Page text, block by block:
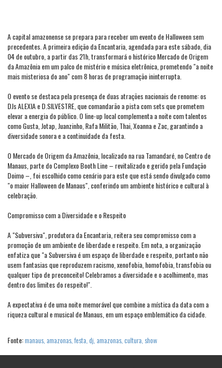
A capital amazonense se prepara para receber um evento de Halloween sem
precedentes. A primeira edição da Encantaria, agendada para este sábado, dia
04 de outubro, a partir das 21h, transformará o histórico Mercado de Origem
da Amazônia em um palco de mistério e música eletrônica, prometendo "a noite
mais misteriosa do ano" com 8 horas de programação ininterrupta.
O evento se destaca pela presença de duas atrações nacionais de renome: os
DJs ALEXIA e D.SILVESTRE, que comandarão a pista com sets que prometem
elevar a energia do público. O line-up local complementa a noite com talentos
como Gusta, Jotap, Juanzinho, Rafa Militão, Thai, Xoanna e Zac, garantindo a
diversidade sonora e a continuidade da festa.
O Mercado de Origem da Amazônia, localizado na rua Tamandaré, no Centro de
Manaus, parte do Complexo Booth Line – revitalizado e gerido pela Fundação
Doimo –, foi escolhido como cenário para este que está sendo divulgado como
"o maior Halloween de Manaus", conferindo um ambiente histórico e cultural à
celebração.
Compromisso com a Diversidade e o Respeito
A "Subversiva", produtora da Encantaria, reitera seu compromisso com a
promoção de um ambiente de liberdade e respeito. Em nota, a organização
enfatiza que "a Subversiva é um espaço de liberdade e respeito, portanto não
usem fantasias que reproduzem racismo, xenofobia, homofobia, transfobia ou
qualquer tipo de preconceito! Celebramos a diversidade e o acolhimento, mas
dentro dos limites do respeito!".
A expectativa é de uma noite memorável que combine a mística da data com a
riqueza cultural e musical de Manaus, em um espaço emblemático da cidade.
Fonte:manaus, amazonas, festa, dj, amazonas, cultura, show